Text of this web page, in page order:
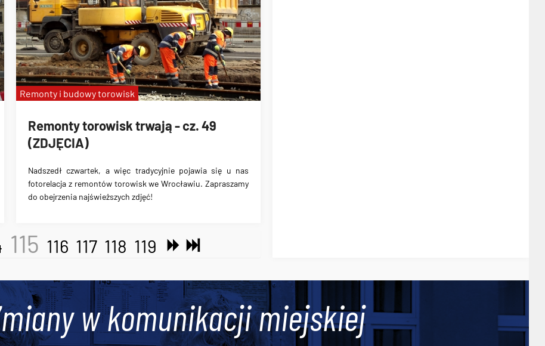
Remonty torowisk trwają - cz. 49
(ZDJĘCIA)
Nadszedł czwartek, a więc tradycyjnie pojawia się u nas
fotorelacja z remontów torowisk we Wrocławiu. Zapraszamy
do obejrzenia najświeższych zdjęć!
Remonty i budowy torowisk
115 116 117 118 119
w komunikacji miejskiej